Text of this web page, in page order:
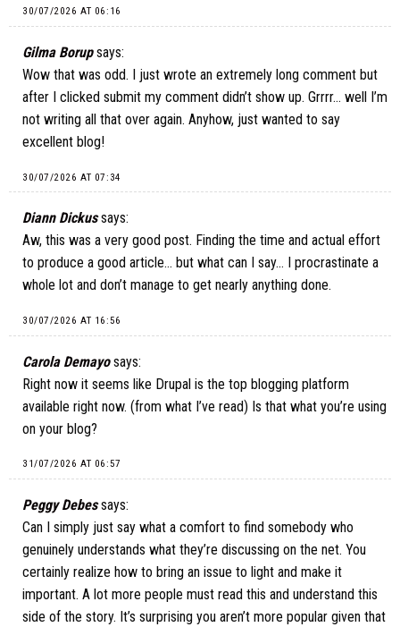
30/07/2026 AT 06:16
Gilma Borup says:
Wow that was odd. I just wrote an extremely long comment but
after I clicked submit my comment didn’t show up. Grrrr… well I’m
not writing all that over again. Anyhow, just wanted to say
excellent blog!
30/07/2026 AT 07:34
Diann Dickus says:
Aw, this was a very good post. Finding the time and actual effort
to produce a good article… but what can I say… I procrastinate a
whole lot and don’t manage to get nearly anything done.
30/07/2026 AT 16:56
Carola Demayo says:
Right now it seems like Drupal is the top blogging platform
available right now. (from what I’ve read) Is that what you’re using
on your blog?
31/07/2026 AT 06:57
Peggy Debes says:
Can I simply just say what a comfort to find somebody who
genuinely understands what they’re discussing on the net. You
certainly realize how to bring an issue to light and make it
important. A lot more people must read this and understand this
side of the story. It’s surprising you aren’t more popular given that